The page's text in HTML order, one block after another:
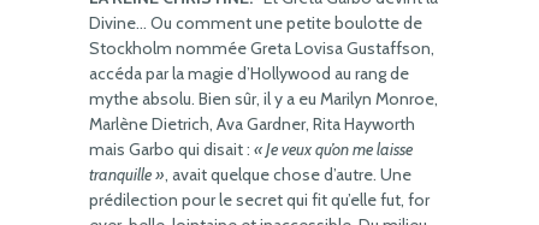
Divine… Ou comment une petite boulotte de
Stockholm nommée Greta Lovisa Gustaffson,
accéda par la magie d’Hollywood au rang de
mythe absolu. Bien sûr, il y a eu Marilyn Monroe,
Marlène Dietrich, Ava Gardner, Rita Hayworth
mais Garbo qui disait : « Je veux qu’on me laisse
tranquille », avait quelque chose d’autre. Une
prédilection pour le secret qui fit qu’elle fut, for